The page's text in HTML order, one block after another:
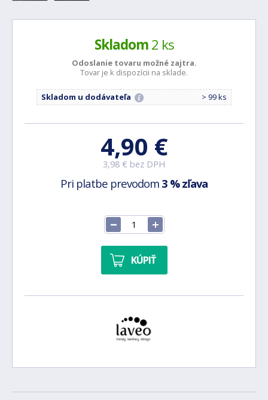
Skladom2 ks
Odoslanie tovaru možné zajtra.
Tovar je k dispozícii na sklade.
Skladom u dodávateľa > 99 ks
4,90 €
3,98 € bez DPH
Pri platbe prevodom 3 % zľava
KÚPIŤ